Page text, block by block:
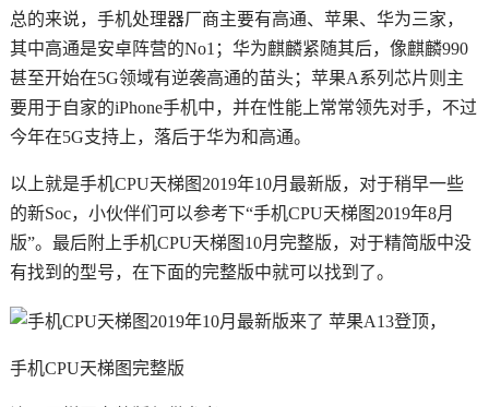
总的来说，手机处理器厂商主要有高通、苹果、华为三家，
其中高通是安卓阵营的No1；华为麒麟紧随其后，像麒麟990
甚至开始在5G领域有逆袭高通的苗头；苹果A系列芯片则主
要用于自家的iPhone手机中，并在性能上常常领先对手，不过
今年在5G支持上，落后于华为和高通。
以上就是手机CPU天梯图2019年10月最新版，对于稍早一些
的新Soc，小伙伴们可以参考下“手机CPU天梯图2019年8月
版”。最后附上手机CPU天梯图10月完整版，对于精简版中没
有找到的型号，在下面的完整版中就可以找到了。
手机CPU天梯图完整版